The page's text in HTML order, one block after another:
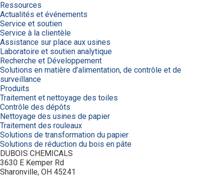
Ressources
Actualités et événements
Service et soutien
Service à la clientèle
Assistance sur place aux usines
Laboratoire et soutien analytique
Recherche et Développement
Solutions en matière d’alimentation, de contrôle et de
surveillance
Produits
Traitement et nettoyage des toiles
Contrôle des dépôts
Nettoyage des usines de papier
Traitement des rouleaux
Solutions de transformation du papier
Solutions de réduction du bois en pâte
DUBOIS CHEMICALS
3630 E Kemper Rd
Sharonville, OH 45241